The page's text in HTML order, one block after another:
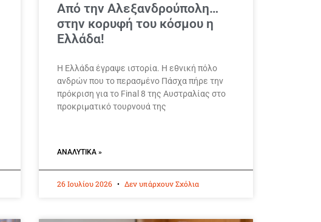
Από την Αλεξανδρούπολη…
στην κορυφή του κόσμου η
Ελλάδα!
Η Ελλάδα έγραψε ιστορία. Η εθνική πόλο
ανδρών που το περασμένο Πάσχα πήρε την
πρόκριση για το Final 8 της Αυστραλίας στο
προκριματικό τουρνουά της
ΑΝΑΛΥΤΙΚΆ »
26 Ιουλίου 2026 Δεν υπάρχουν Σχόλια